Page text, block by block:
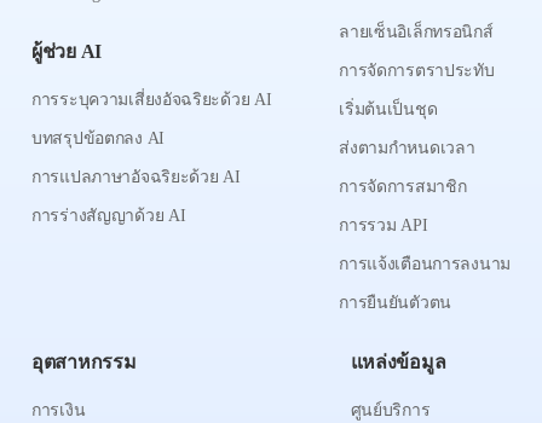
ผู้ช่วย AI
การระบุความเสี่ยงอัจฉริยะด้วย AI
บทสรุปข้อตกลง AI
การแปลภาษาอัจฉริยะด้วย AI
การร่างสัญญาด้วย AI
ลายเซ็นอิเล็กทรอนิกส์
การจัดการตราประทับ
เริ่มต้นเป็นชุด
ส่งตามกำหนดเวลา
การจัดการสมาชิก
การรวม API
การแจ้งเตือนการลงนาม
การยืนยันตัวตน
อุตสาหกรรม
การเงิน
แหล่งข้อมูล
ศูนย์บริการ